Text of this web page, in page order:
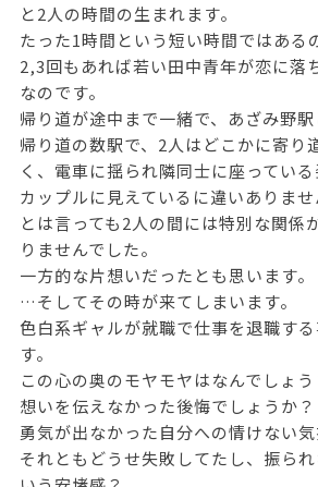
と2人の時間の生まれます。
たった1時間という短い時間ではある
2,3回もあれば若い田中青年が恋に落
なのです。
帰り道が途中まで一緒で、あざみ野
帰り道の数駅で、2人はどこかに寄り
く、電車に揺られ隣同士に座ってい
カップルに見えているに違いありませ
とは言っても2人の間には特別な関係
りませんでした。
一方的な片想いだったとも思います。
…そしてその時が来てしまいます。
色白系ギャルが就職で仕事を退職す
す。
この心の奥のモヤモヤはなんでしょう
想いを伝えなかった後悔でしょうか？
勇気が出なかった自分への情けない気
それともどうせ失敗してたし、振ら